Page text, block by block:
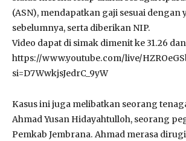
(ASN), mendapatkan gaji sesuai dengan
sebelumnya, serta diberikan NIP.
Video dapat di simak dimenit ke 31.26
https://www.youtube.com/live/
si=D7WwkjsJedrC_9yW
Kasus ini juga melibatkan seorang
Ahmad Yusan Hidayahtulloh, seorang
Pemkab Jembrana. Ahmad merasa